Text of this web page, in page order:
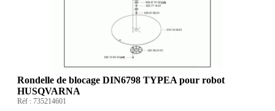
Rondelle de blocage DIN6798 TYPEA pour robot
HUSQVARNA
Réf : 735214601